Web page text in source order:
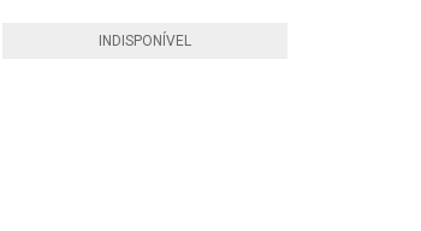
INDISPONÍVEL